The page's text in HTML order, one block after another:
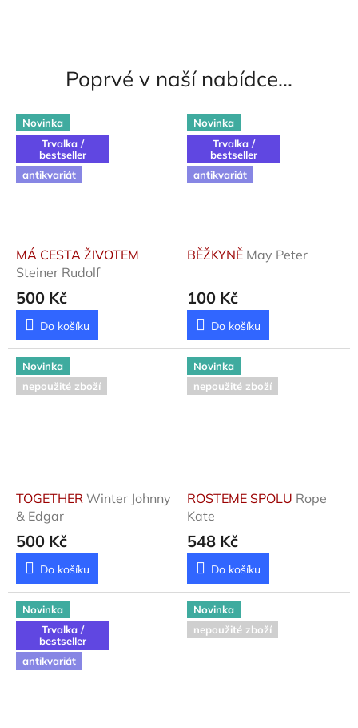
Poprvé v naší nabídce...
Novinka
Trvalka /
bestseller
antikvariát
MÁ CESTA ŽIVOTEM
Steiner Rudolf
500 Kč
Do košíku
Novinka
Trvalka /
bestseller
antikvariát
BĚŽKYNĚ May Peter
100 Kč
Do košíku
Novinka
nepoužité zboží
TOGETHER Winter Johnny
& Edgar
500 Kč
Do košíku
Novinka
nepoužité zboží
ROSTEME SPOLU Rope
Kate
548 Kč
Do košíku
Novinka
Trvalka /
bestseller
antikvariát
Novinka
nepoužité zboží